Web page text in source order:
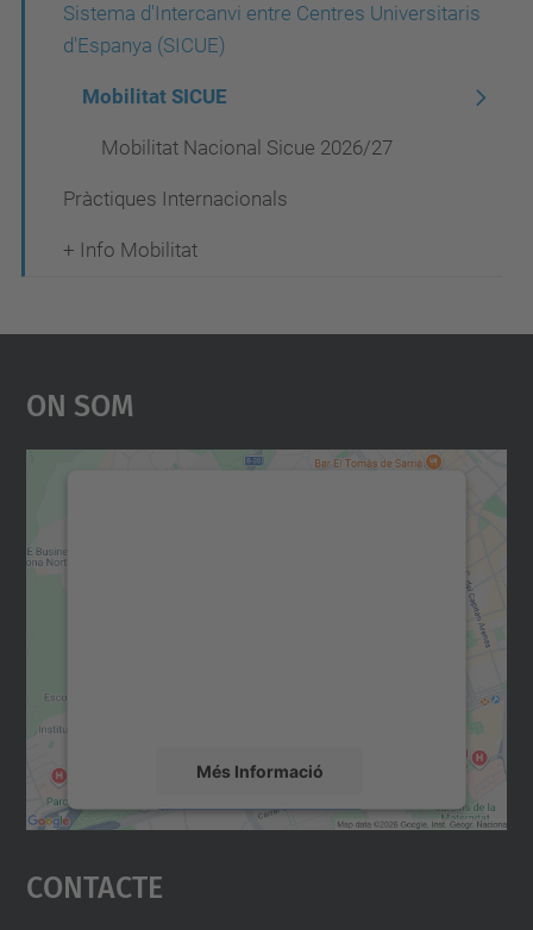
Sistema d'Intercanvi entre Centres Universitaris
d'Espanya (SICUE)
Mobilitat SICUE
Mobilitat Nacional Sicue 2026/27
Pràctiques Internacionals
+ Info Mobilitat
On Som
Més Informació
Accepta
powered by
Contacte